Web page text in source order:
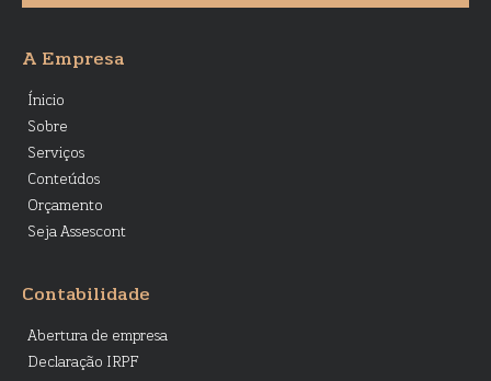
A Empresa
Ínicio
Sobre
Serviços
Conteúdos
Orçamento
Seja Assescont
Contabilidade
Abertura de empresa
Declaração IRPF